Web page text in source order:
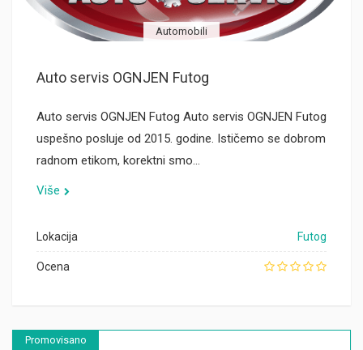
Automobili
Auto servis OGNJEN Futog
Auto servis OGNJEN Futog Auto servis OGNJEN Futog
uspešno posluje od 2015. godine. Ističemo se dobrom
radnom etikom, korektni smo…
Više
Lokacija Futog
Ocena
Promovisano